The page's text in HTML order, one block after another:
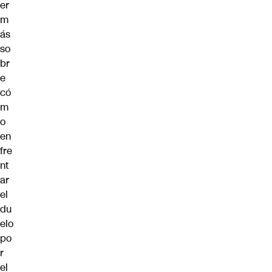
er
m
ás
so
br
e
có
m
o
en
fre
nt
ar
el
du
elo
po
r
el